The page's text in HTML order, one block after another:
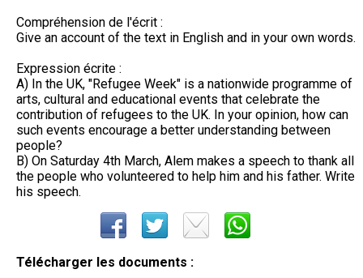
Compréhension de l'écrit :
Give an account of the text in English and in your own words.
Expression écrite :
A) In the UK, "Refugee Week" is a nationwide programme of
arts, cultural and educational events that celebrate the
contribution of refugees to the UK. In your opinion, how can
such events encourage a better understanding between
people?
B) On Saturday 4th March, Alem makes a speech to thank all
the people who volunteered to help him and his father. Write
his speech.
Télécharger les documents :